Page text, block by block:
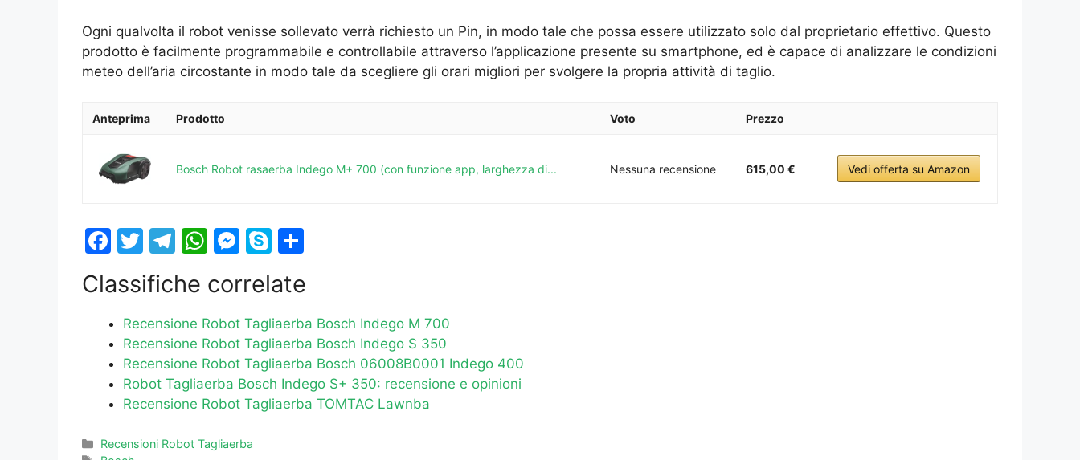
Ogni qualvolta il robot venisse sollevato verrà richiesto un Pin, in modo tale che possa essere utilizzato solo dal proprietario effettivo. Questo
prodotto è facilmente programmabile e controllabile attraverso l’applicazione presente su smartphone, ed è capace di analizzare le condizioni
meteo dell’aria circostante in modo tale da scegliere gli orari migliori per svolgere la propria attività di taglio.
Anteprima Prodotto Voto Prezzo
Bosch Robot rasaerba Indego M+ 700 (con funzione app, larghezza di... Nessuna recensione 615,00 € Vedi offerta su Amazon
F
c
e
b
o
o
T
w
itt
er
T
e
gr
a
m
W
at
s
A
p
p
M
s
s
e
n
g
er
S
y
p
e
ar
e
Classifiche correlate
Recensione Robot Tagliaerba Bosch Indego M 700
Recensione Robot Tagliaerba Bosch Indego S 350
Recensione Robot Tagliaerba Bosch 06008B0001 Indego 400
Robot Tagliaerba Bosch Indego S+ 350: recensione e opinioni
Recensione Robot Tagliaerba TOMTAC Lawnba
Categorie
Recensioni Robot Tagliaerba